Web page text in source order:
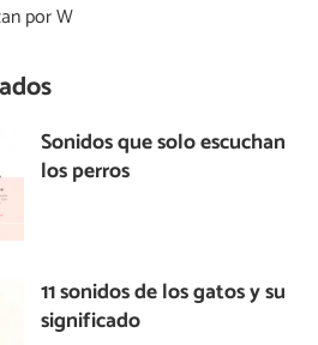
por W
Sonidos que solo escuchan
los perros
11 sonidos de los gatos y su
significado